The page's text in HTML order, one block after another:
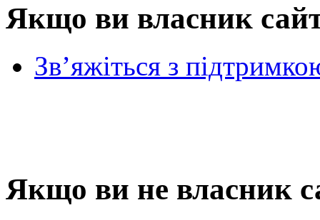
Якщо ви власник
Зв’яжіться з
Якщо ви не власник